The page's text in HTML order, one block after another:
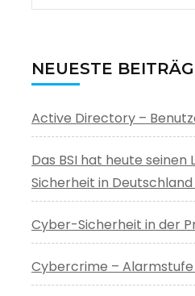
nach:
NEUESTE
Active Directory –
Das BSI hat heute
Sicherheit in
Cyber-Sicherheit in der
Cybercrime –